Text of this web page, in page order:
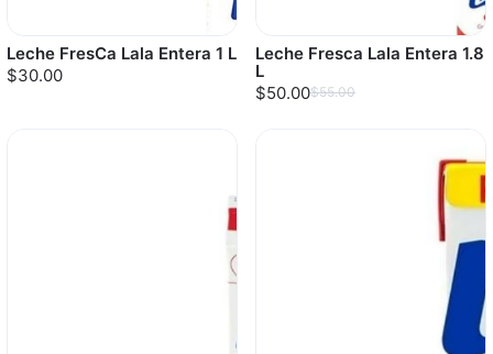
Leche FresCa Lala Entera 1 L
$30.00
Leche Fresca Lala Entera 1.8
L
$50.00$55.00